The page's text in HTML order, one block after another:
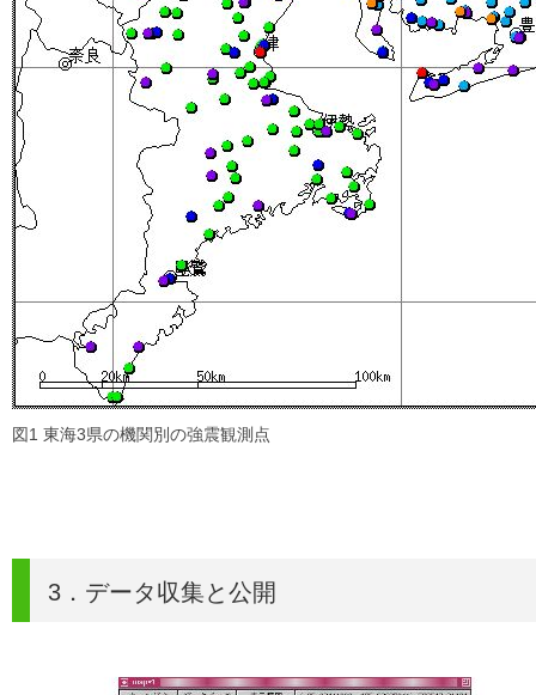
図1 東海3県の機関別の強震観測点
3．データ収集と公開